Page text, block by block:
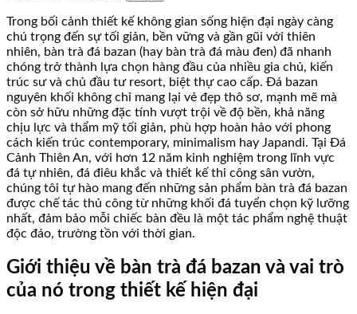
Trong bối cảnh thiết kế không gian sống hiện đại ngày càng
chú trọng đến sự tối giản, bền vững và gần gũi với thiên
nhiên, bàn trà đá bazan (hay bàn trà đá màu đen) đã nhanh
chóng trở thành lựa chọn hàng đầu của nhiều gia chủ, kiến
trúc sư và chủ đầu tư resort, biệt thự cao cấp. Đá bazan
nguyên khối không chỉ mang lại vẻ đẹp thô sơ, mạnh mẽ mà
còn sở hữu những đặc tính vượt trội về độ bền, khả năng
chịu lực và thẩm mỹ tối giản, phù hợp hoàn hảo với phong
cách kiến trúc contemporary, minimalism hay Japandi. Tại Đá
Cảnh Thiên An, với hơn 12 năm kinh nghiệm trong lĩnh vực
đá tự nhiên, đá điêu khắc và thiết kế thi công sân vườn,
chúng tôi tự hào mang đến những sản phẩm bàn trà đá bazan
được chế tác thủ công từ những khối đá tuyển chọn kỹ lưỡng
nhất, đảm bảo mỗi chiếc bàn đều là một tác phẩm nghệ thuật
độc đáo, trường tồn với thời gian.
Giới thiệu về bàn trà đá bazan và vai trò
của nó trong thiết kế hiện đại